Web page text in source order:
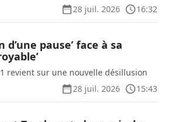
28 juil. 2026 16:32
d’une pause’ face à sa
revient sur une nouvelle désillusion
28 juil. 2026
15:43